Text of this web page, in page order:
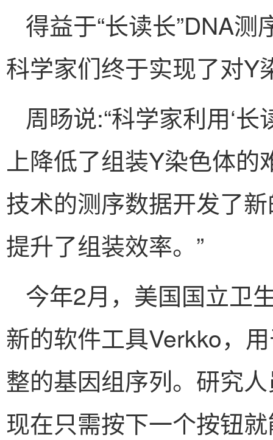
得益于“长读长”DNA
科学家们终于实现了对Y
周旸说:“科学家利用‘
上降低了组装Y染色体
技术的测序数据开发了
提升了组装效率。”
今年2月，美国国立卫
新的软件工具Verkko，
整的基因组序列。研究
现在只需按下一个按钮